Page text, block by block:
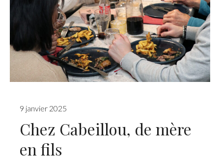
9 janvier 2025
Chez Cabeillou, de mère
en fils